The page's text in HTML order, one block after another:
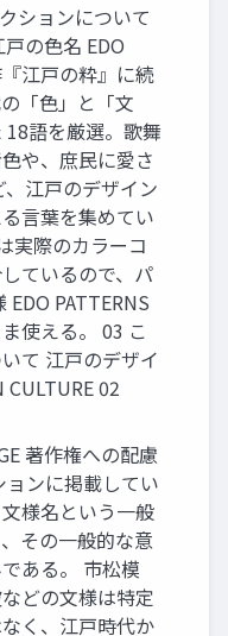
ションについて
の色名 EDO
江戸の粋』に続
「色」と「文
語を厳選。歌舞
や、庶民に愛さ
江戸のデザイン
言葉を集めてい
実際のカラーコ
ているので、パ
PATTERNS
使える。 03 こ
て 江戸のデザイ
CULTURE 02
著作権への配慮
ンに掲載してい
様名という一般
その一般的な意
ある。 市松模
どの文様は特定
く、江戸時代か